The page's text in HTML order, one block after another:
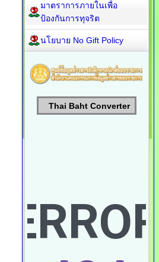
มาตราการภายในเพื่อ
ป้องกันการทุจริต
นโยบาย No Gift Policy
Thai Baht Converter